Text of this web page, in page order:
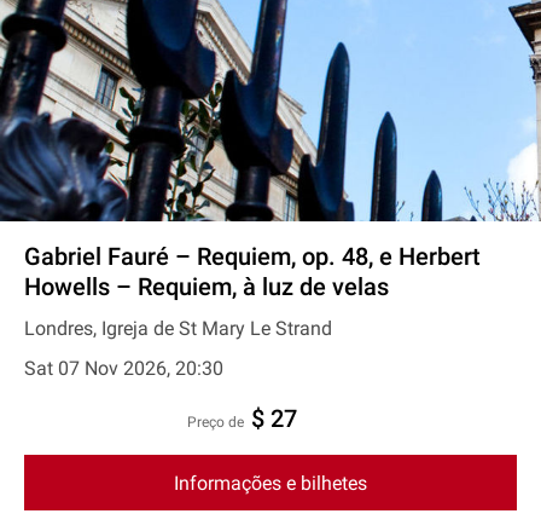
Gabriel Fauré – Requiem, op. 48, e Herbert
Howells – Requiem, à luz de velas
Londres, Igreja de St Mary Le Strand
Sat 07 Nov 2026, 20:30
preço de $ 27
Informações e bilhetes